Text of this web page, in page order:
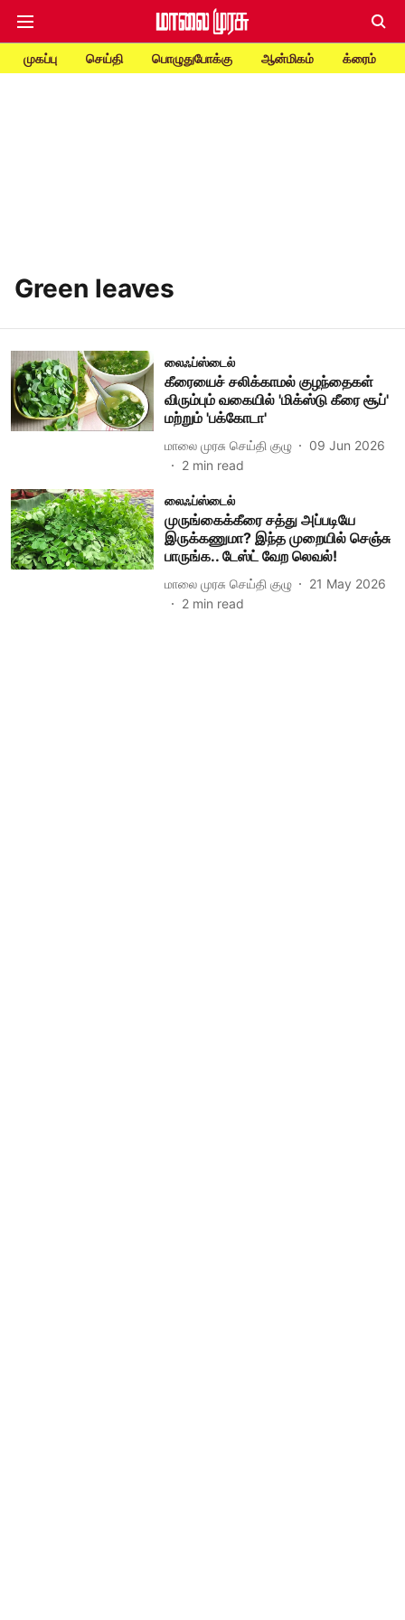
முகப்பு செய்தி பொழுதுபோக்கு ஆன்மிகம் க்ரைம்
Green leaves
லைஃப்ஸ்டைல்
கீரையைச் சலிக்காமல் குழந்தைகள்
விரும்பும் வகையில் 'மிக்ஸ்டு கீரை சூப்'
மற்றும் 'பக்கோடா'
மாலை முரசு செய்தி குழு
09 Jun 2026
2 min read
லைஃப்ஸ்டைல்
முருங்கைக்கீரை சத்து அப்படியே
இருக்கணுமா? இந்த முறையில் செஞ்சு
பாருங்க.. டேஸ்ட் வேற லெவல்!
மாலை முரசு செய்தி குழு
21 May 2026
2 min read